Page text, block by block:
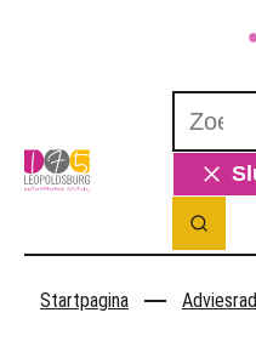
Leopoldsburg
Zoek
Startpagina